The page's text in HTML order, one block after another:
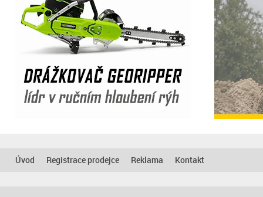
Úvod Registrace prodejce Reklama Kontakt